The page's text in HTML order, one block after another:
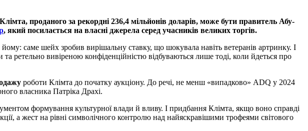
проданого за рекордні 236,4 мільйонів доларів, може бути правитель Абу-
, який посилається на власні джерела серед учасників великих торгів.
саме шейх зробив вирішальну ставку, що шокувала навіть ветеранів артринку. І
ретельно вивіреною конфіденційністю відбуваються лише тоді, коли йдеться про
роботи Клімта до початку аукціону. До речі, не менш «випадково» ADQ у 2024
власника Патріка Драхі.
формування культурної влади й вливу. І придбання Клімта, якщо воно справді
а жест на рівні символічного контролю над найяскравішими трофеями світового